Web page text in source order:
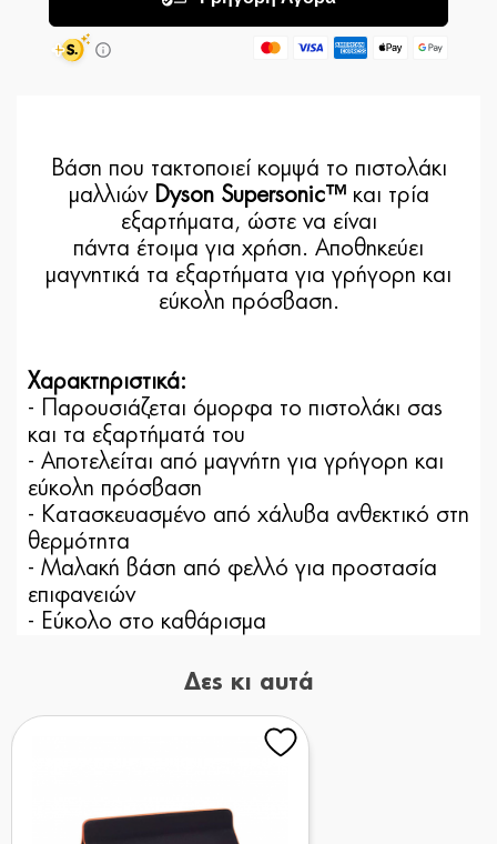
Βάση που τακτοποιεί κομψά το πιστολάκι
μαλλιών Dyson Supersonic™και τρία
εξαρτήματα, ώστε να είναι
πάντα έτοιμα για χρήση. Αποθηκεύει
μαγνητικά τα εξαρτήματα για γρήγορη και
εύκολη πρόσβαση.
Χαρακτηριστικά:
-
Παρουσιάζεται όμορφα το πιστολάκι σας
και τα εξαρτήματά του
- Αποτελείται από μαγνήτη για γρήγορη και
εύκολη πρόσβαση
- Κατασκευασμένο από χάλυβα ανθεκτικό στη
θερμότητα
- Μαλακή βάση από φελλό για προστασία
επιφανειών
- Εύκολο στο καθάρισμα
Δες κι αυτά